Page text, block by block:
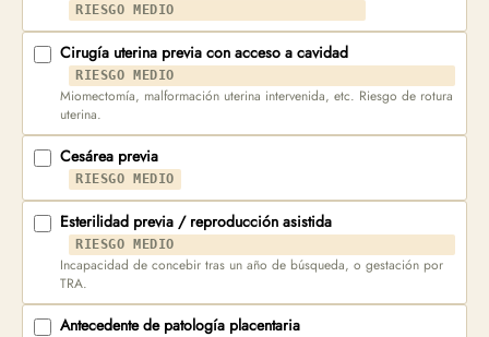
RIESGO MEDIO
Cirugía uterina previa con acceso a cavidad
RIESGO MEDIO
Miomectomía, malformación uterina intervenida, etc. Riesgo de rotura
uterina.
Cesárea previa
RIESGO MEDIO
Esterilidad previa / reproducción asistida
RIESGO MEDIO
Incapacidad de concebir tras un año de búsqueda, o gestación por
TRA.
Antecedente de patología placentaria